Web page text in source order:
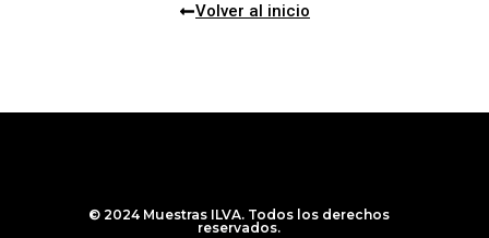
Volver al inicio
© 2024 Muestras ILVA. Todos los derechos
reservados.